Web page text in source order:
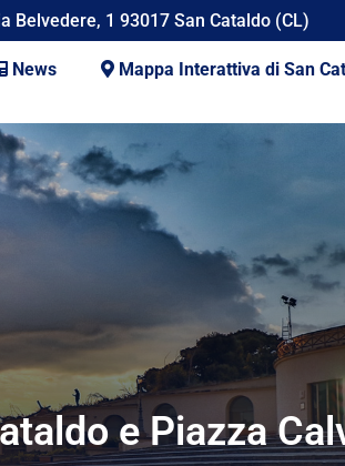
Belvedere, 1 93017 San Cataldo (CL)
News Mappa Interattiva di San
e Piazza